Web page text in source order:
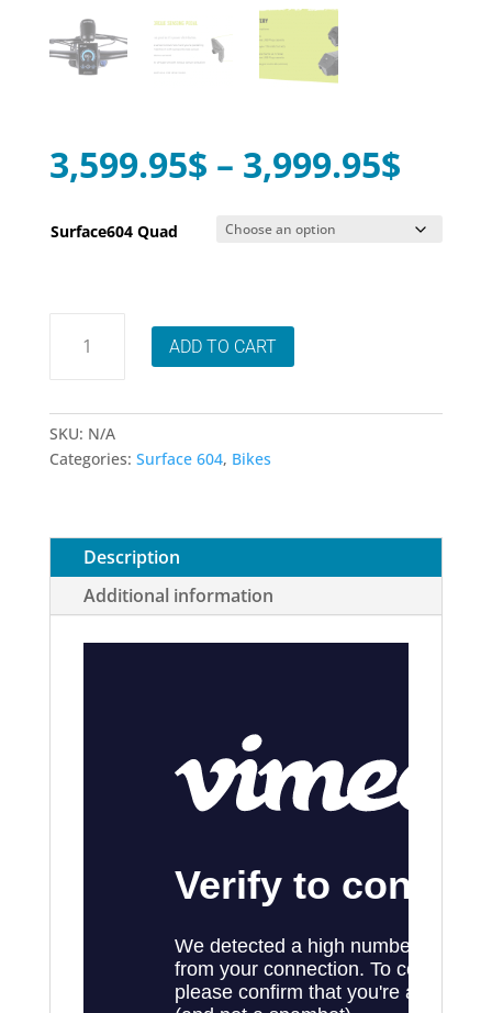
3,599.95$ – 3,999.95$Price
Surface604 Quad
Électrique
Quad
quantity
ADD TO CART
SKU: N/A
Categories: Surface 604, Bikes
Description
Additional information